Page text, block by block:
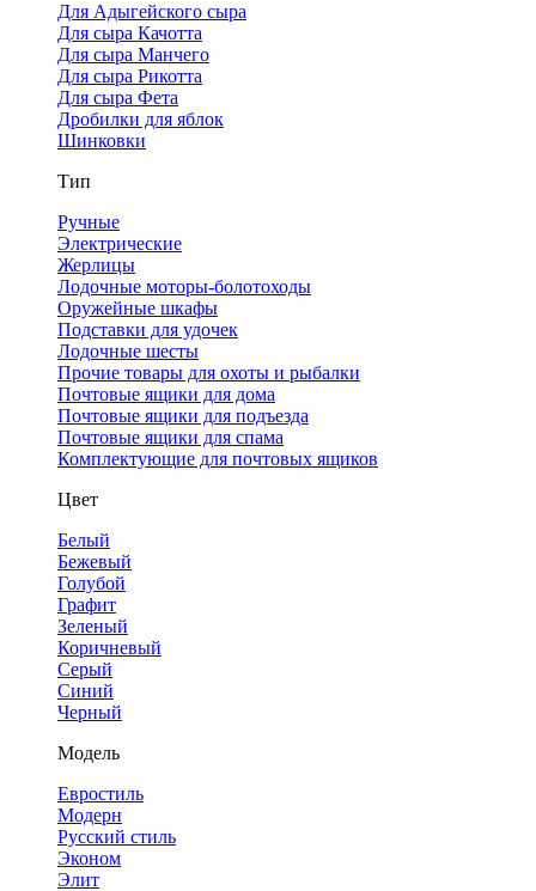
Для Адыгейского сыра
Для сыра Качотта
Для сыра Манчего
Для сыра Рикотта
Для сыра Фета
Дробилки для яблок
Шинковки
Тип
Ручные
Электрические
Жерлицы
Лодочные моторы-болотоходы
Оружейные шкафы
Подставки для удочек
Лодочные шесты
Прочие товары для охоты и рыбалки
Почтовые ящики для дома
Почтовые ящики для подъезда
Почтовые ящики для спама
Комплектующие для почтовых ящиков
Цвет
Белый
Бежевый
Голубой
Графит
Зеленый
Коричневый
Серый
Синий
Черный
Модель
Евростиль
Модерн
Русский стиль
Эконом
Элит